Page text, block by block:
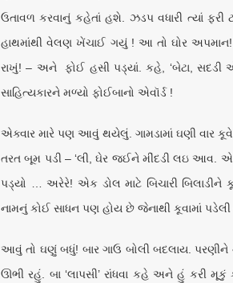
ઉતાવળ કરવાનું કહેતાં હશે. ઝડપ વધારી ત્યાં
હાથમાંથી વેલણ ખેંચાઈ ગયું ! આ તો ઘોર
રાખું! – અને ફોઈ હસી પડ્યાં. કહે, ‘બેટા, સદડી
સાહિત્યકારને મળ્યો ફોઈબાનો એવૉર્ડ !
એક્વાર મારે પણ આવું થયેલું. ગામડામાં ઘણી વાર
તરત બૂમ પડી – ‘લી, ઘેર જઈને મીંદડી લઇ આવ.
પડ્યો … અરેરે! એક ડોલ માટે બિચારી બિલાડીને
નામનું કોઈ સાધન પણ હોય છે જેનાથી કૂવામાં પડેલી
આવું તો ઘણું બધું! બાર ગાઉ બોલી બદલાય.
ઊભી રહું. બા ‘લાપસી’ રાંધવા કહે અને હું કરી